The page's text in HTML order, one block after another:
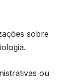
sobre
ou